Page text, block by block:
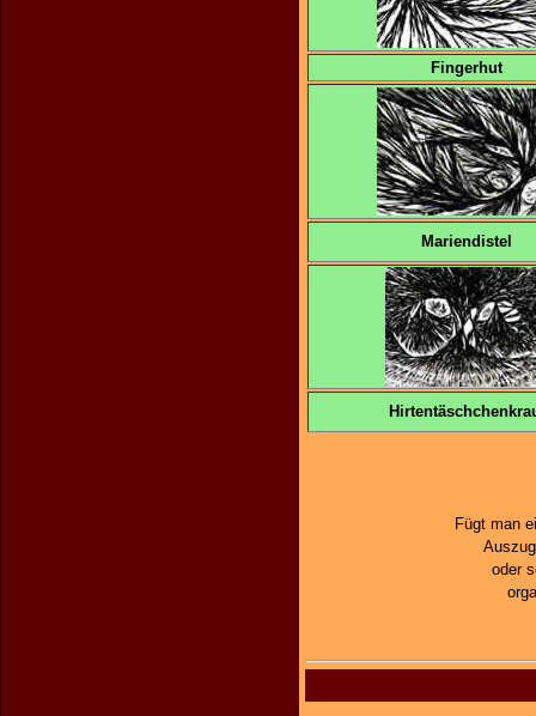
Fingerhut
Mariendistel
Fügt man
oder